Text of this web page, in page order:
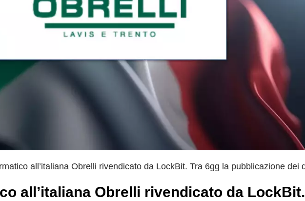
all’italiana Obrelli rivendicato da LockBit. Tra 6gg la pubblicazione dei
all’italiana Obrelli rivendicato da